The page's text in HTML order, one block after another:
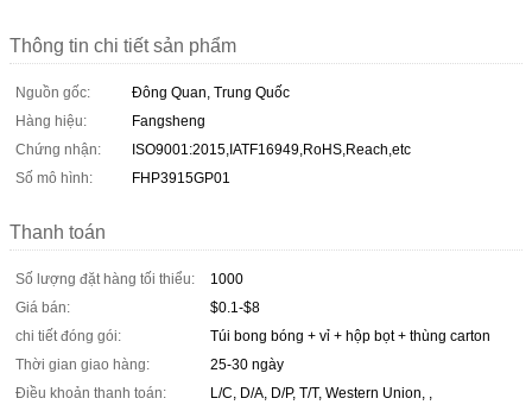
Thông tin chi tiết sản phẩm
Nguồn gốc:
Đông Quan, Trung Quốc
Hàng hiệu:
Fangsheng
Chứng nhận:
ISO9001:2015,IATF16949,RoHS,Reach,etc
Số mô hình:
FHP3915GP01
Thanh toán
Số lượng đặt hàng tối thiểu:
1000
Giá bán:
$0.1-$8
chi tiết đóng gói:
Túi bong bóng + vỉ + hộp bọt + thùng carton
Thời gian giao hàng:
25-30 ngày
Điều khoản thanh toán:
L/C, D/A, D/P, T/T, Western Union, ,